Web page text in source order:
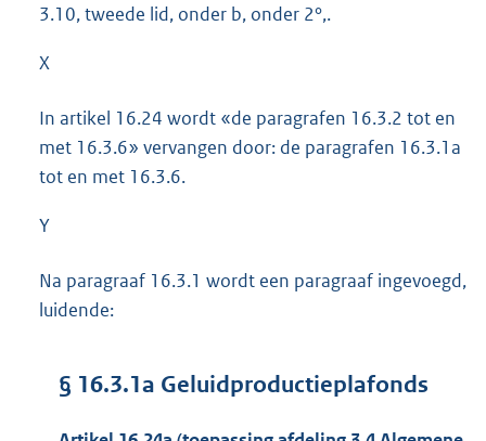
3.10, tweede lid, onder b, onder 2°,.
X
In artikel 16.24 wordt «de paragrafen 16.3.2 tot en
met 16.3.6» vervangen door: de paragrafen 16.3.1a
tot en met 16.3.6.
Y
Na paragraaf 16.3.1 wordt een paragraaf ingevoegd,
luidende:
§ 16.3.1a Geluidproductieplafonds